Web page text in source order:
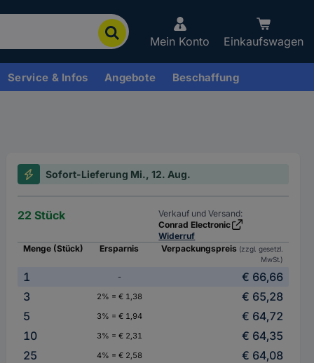
Mein Konto Einkaufswagen
Service & Infos Angebote Beschaffung
Sofort-Lieferung Mi., 12. Aug.
22 Stück
Verkauf und Versand:
Conrad Electronic
Widerruf
Menge (Stück)
Ersparnis Verpackungspreis (zzgl. gesetzl.
MwSt.)
1 -
€ 66,66
3
2% = € 1,38
€ 65,28
5
3% = € 1,94
€ 64,72
10
3% = € 2,31
€ 64,35
25
4% = € 2,58 € 64,08